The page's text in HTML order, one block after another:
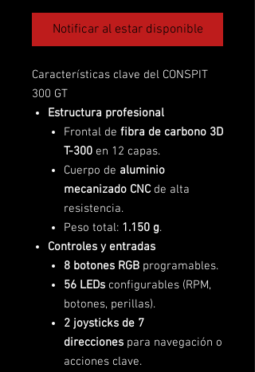
Notificar al estar disponible
Características clave del CONSPIT
300 GT
Estructura profesional
Frontal de fibra de carbono 3D
T-300 en 12 capas.
Cuerpo de aluminio
mecanizado CNC de alta
resistencia.
Peso total: 1.150 g.
Controles y entradas
8 botones RGB programables.
56 LEDs configurables (RPM,
botones, perillas).
2 joysticks de 7
direcciones para navegación o
acciones clave.